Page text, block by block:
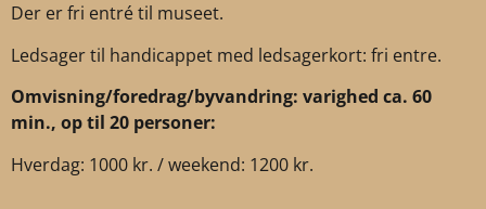
Der er fri entré til museet.
Ledsager til handicappet med ledsagerkort: fri entre.
Omvisning/foredrag/byvandring: varighed ca. 60
min., op til 20 personer:
Hverdag: 1000 kr. / weekend: 1200 kr.